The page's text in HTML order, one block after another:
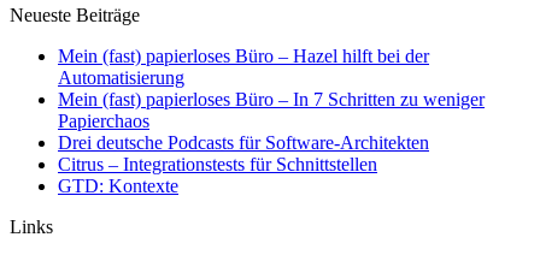
Neueste Beiträge
Mein (fast) papierloses Büro – Hazel hilft bei der
Automatisierung
Mein (fast) papierloses Büro – In 7 Schritten zu weniger
Papierchaos
Drei deutsche Podcasts für Software-Architekten
Citrus – Integrationstests für Schnittstellen
GTD: Kontexte
Links